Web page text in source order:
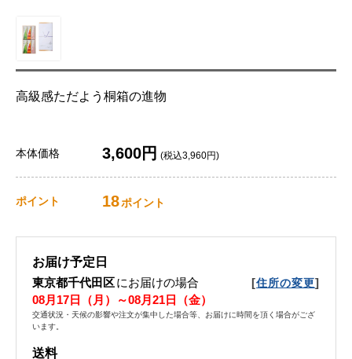
高級感ただよう桐箱の進物
本体価格 3,600円 (税込3,960円)
ポイント 18ポイント
お届け予定日
東京都千代田区にお届けの場合 [住所の変更]
08月17日（月）～08月21日（金）
交通状況・天候の影響や注文が集中した場合等、お届けに時間を頂く場合がござ
います。
送料